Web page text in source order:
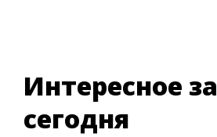
Интересное за
сегодня